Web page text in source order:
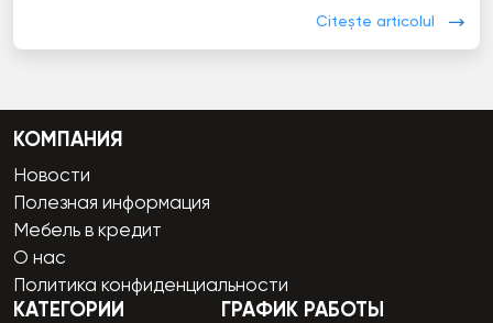
Citește articolul
КОМПАНИЯ
Новости
Полезная информация
Мебель в кредит
О нас
Политика конфиденциальности
КАТЕГОРИИ ГРАФИК РАБОТЫ